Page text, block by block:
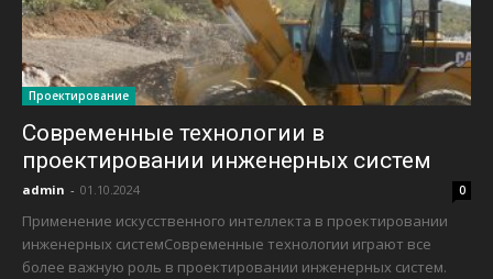
Проектирование
Современные технологии в
проектировании инженерных систем
admin - 01.10.2024 0
Применение искусственного интеллекта в проектировании
инженерных системСовременные технологии играют все
более важную роль в проектировании инженерных систем.